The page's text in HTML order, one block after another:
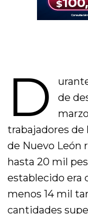
D
de
trabajadores de
de Nuevo León
hasta 20 mil
establecido era
menos 14 mil
cantidades